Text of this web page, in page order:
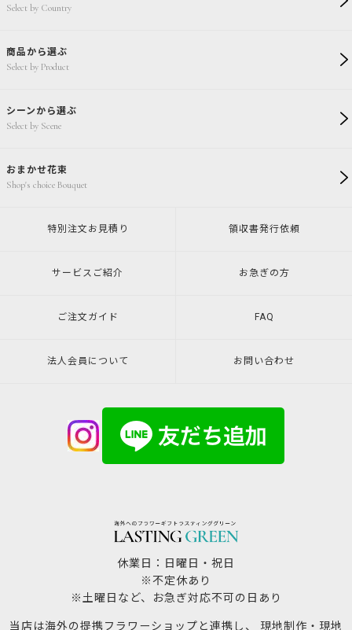
Select by Country
商品から選ぶ
Select by Product
シーンから選ぶ
Select by Scene
おまかせ花束
Shop's choice Bouquet
特別注文 お見積り 領収書発行依頼
サービスご紹介 お急ぎの方
ご注文ガイド FAQ
法人会員について お問い合わせ
休業日：日曜日・祝日
※不定休あり
※土曜日など、お急ぎ対応不可の日あり
当店は海外の提携フラワーショップと連携し、 現地制作・現地